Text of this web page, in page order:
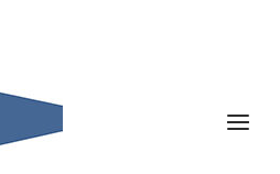
Menu